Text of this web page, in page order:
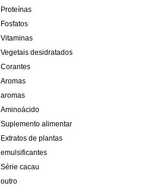
Proteínas
Fosfatos
Vitaminas
Vegetais desidratados
Corantes
Aromas
aromas
Aminoácido
Suplemento alimentar
Extratos de plantas
emulsificantes
Série cacau
outro